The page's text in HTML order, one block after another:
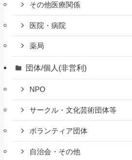
その他医療関係
医院・病院
薬局
団体/個人(非営利)
NPO
サークル・文化芸術団体等
ボランティア団体
自治会・その他